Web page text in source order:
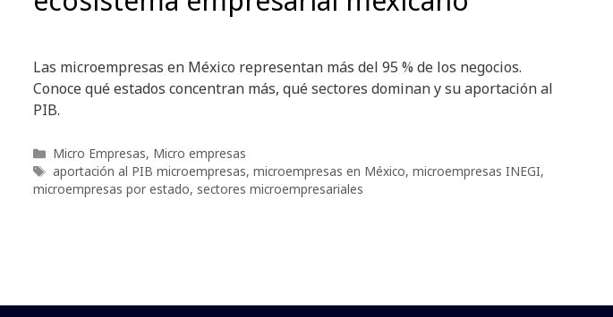
Las microempresas en México representan más del 95 % de los negocios.
Conoce qué estados concentran más, qué sectores dominan y su aportación al
PIB.
Categorías
Micro Empresas, Micro empresas
Etiquetas
aportación al PIB microempresas, microempresas en México, microempresas INEGI,
microempresas por estado, sectores microempresariales